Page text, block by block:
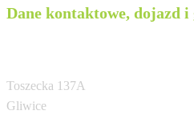
Dane kontaktowe, dojazd
Toszecka 137A
Gliwice